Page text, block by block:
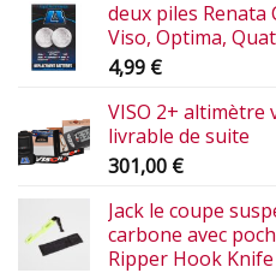
deux piles Renata
Viso, Optima,
4,99 €
VISO 2+ altimètre
livrable de suite
301,00 €
Jack le coupe
carbone avec
Ripper Hook